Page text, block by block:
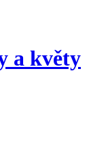
a květy